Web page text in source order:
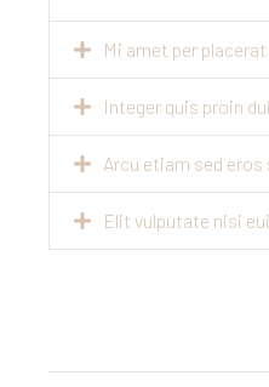
Mi amet per
Integer quis proin
Arcu etiam sed eros
Elit vulputate nisi